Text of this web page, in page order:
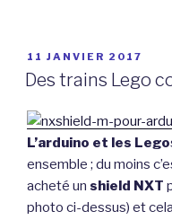
PUBLIÉ
LE
11 JANVIER 2017
Des trains Lego
L’arduino et les Lego
ensemble ; du moins
acheté un shield NXT
photo ci-dessus) et